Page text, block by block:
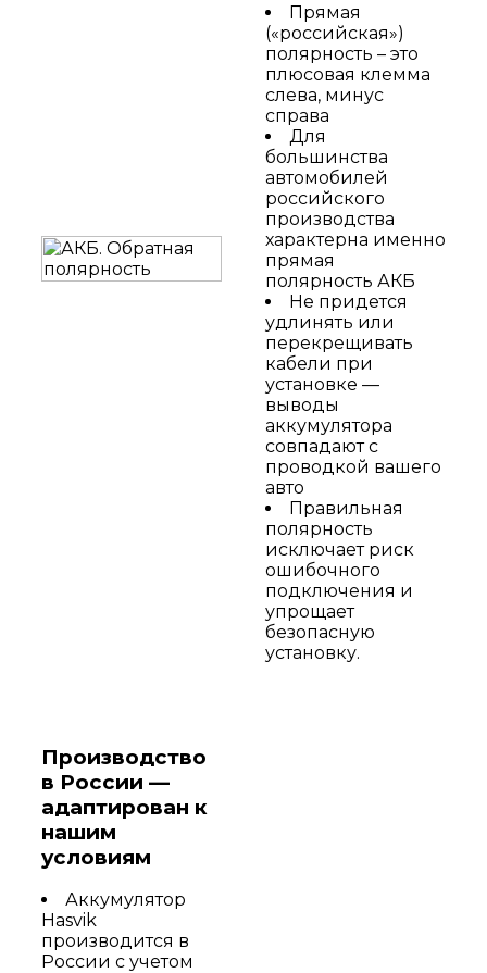
Прямая
(«российская»)
полярность – это
плюсовая клемма
слева, минус
справа
Для
большинства
автомобилей
российского
производства
характерна именно
прямая
полярность АКБ
Не придется
удлинять или
перекрещивать
кабели при
установке —
выводы
аккумулятора
совпадают с
проводкой вашего
авто
Правильная
полярность
исключает риск
ошибочного
подключения и
упрощает
безопасную
установку.
Производство
в России —
адаптирован к
нашим
условиям
Аккумулятор
Hasvik
производится в
России с учетом